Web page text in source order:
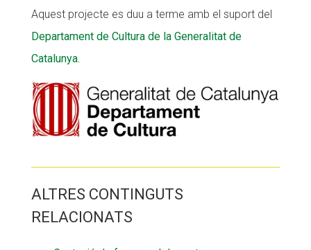
Aquest projecte es duu a terme amb el suport del
Departament de Cultura de la Generalitat de
Catalunya.
ALTRES CONTINGUTS
RELACIONATS